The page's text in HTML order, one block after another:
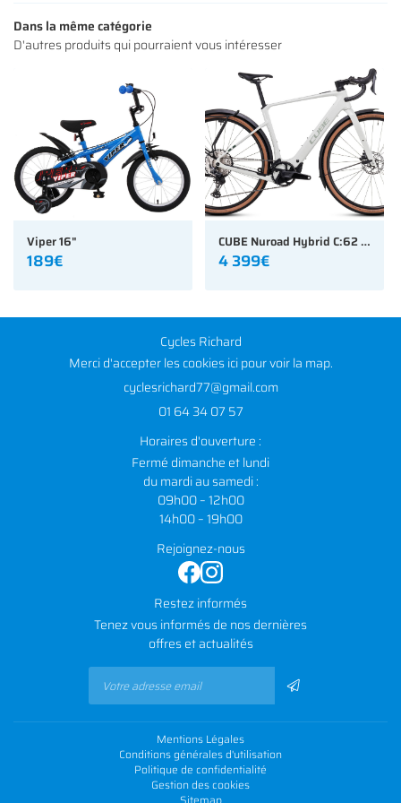
MODÈLES
ACTUALITÉS
CONTACT
Rejoignez-
Restez
INSCRIPTION
Dans la même catégorie
D'autres produits qui pourraient vous intéresser
Viper 16"
189€
CUBE Nuroad Hybrid C:62 Race FE (GRAVEL)
4 399€
Cycles Richard
Merci d'accepter les cookiesicipour voir la map.
01 64 34 07 57
Horaires d'ouverture :
Fermé dimanche et lundi
du mardi au samedi :
09h00 – 12h00
14h00 – 19h00
Rejoignez-nous
Restez informés
Tenez vous informés de nos dernières
offres et actualités
Mentions Légales
Conditions générales d'utilisation
Politique de confidentialité
Gestion des cookies